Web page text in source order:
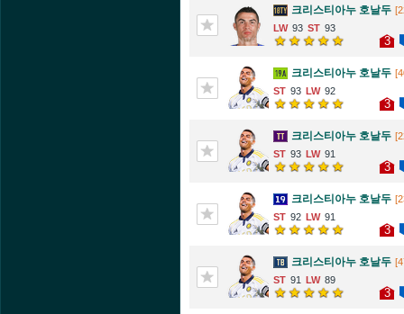
크리스티아누 호날두
93
93
3
크리스티아누 호날두
93
92
3
크리스티아누 호날두
93
91
3
크리스티아누 호날두
92
91
3
크리스티아누 호날두
91
89
3